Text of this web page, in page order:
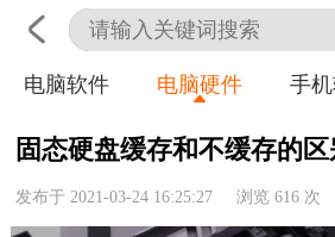
首页 科技
电脑软件 电脑硬件 手
固态硬盘缓存和不缓存的区
发布于 2021-03-24 16:25:27 浏览616 次